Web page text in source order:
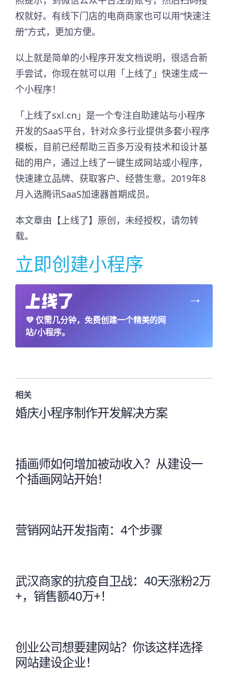
权就好。有线下门店的电商商家也可以用“快速注
册”方式，更加方便。
以上就是简单的小程序开发文档说明，很适合新
手尝试，你现在就可以用「上线了」快速生成一
个小程序！
「上线了sxl.cn」是一个专注自助建站与小程序
开发的SaaS平台，针对众多行业提供多套小程序
模板，目前已经帮助三百多万没有技术和设计基
础的用户，通过上线了一键生成网站或小程序，
快速建立品牌、获取客户、经营生意。2019年8
月入选腾讯SaaS加速器首期成员。​
本文章由【上线了】原创，未经授权，请勿转
载。
立即创建小程序
💜仅需几分钟，免费创建一个精美的网
站/小程序。
→
相关
婚庆小程序制作开发解决方案
插画师如何增加被动收入？从建设一
个插画网站开始！
营销网站开发指南：4个步骤
武汉商家的抗疫自卫战：40天涨粉2万
+，销售额40万+！
创业公司想要建网站？你该这样选择
网站建设企业！